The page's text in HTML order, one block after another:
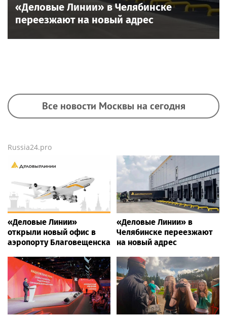
«Деловые Линии» в Челябинске
переезжают на новый адрес
Все новости Москвы на сегодня
Russia24.pro
«Деловые Линии»
открыли новый офис в
аэропорту Благовещенска
«Деловые Линии» в
Челябинске переезжают
на новый адрес